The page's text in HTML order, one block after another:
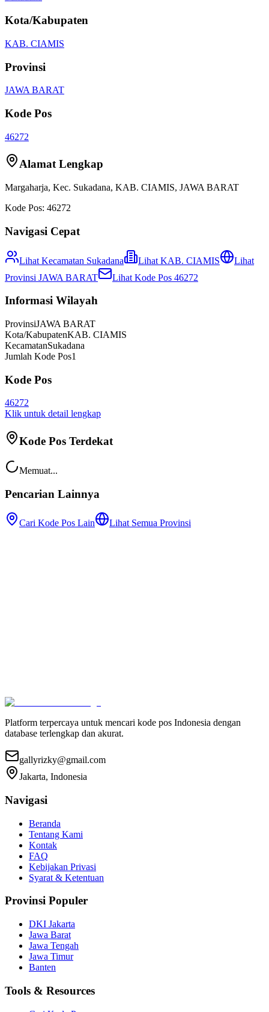
Kota/Kabupaten
KAB. CIAMIS
Provinsi
JAWA BARAT
Kode Pos
46272
Alamat Lengkap
Margaharja, Kec. Sukadana, KAB. CIAMIS, JAWA BARAT
Kode Pos: 46272
Navigasi Cepat
Lihat Kecamatan Sukadana Lihat KAB. CIAMIS
Lihat
Provinsi JAWA BARAT Lihat Kode Pos 46272
Informasi Wilayah
ProvinsiJAWA BARAT
Kota/KabupatenKAB. CIAMIS
KecamatanSukadana
Jumlah Kode Pos1
Kode Pos
46272
Klik untuk detail lengkap
Kode Pos Terdekat
Memuat...
Pencarian Lainnya
Cari Kode Pos Lain Lihat Semua Provinsi
Platform terpercaya untuk mencari kode pos Indonesia dengan
database terlengkap dan akurat.
gallyrizky@gmail.com
Jakarta, Indonesia
Navigasi
Beranda
Tentang Kami
Kontak
FAQ
Kebijakan Privasi
Syarat & Ketentuan
Provinsi Populer
DKI Jakarta
Jawa Barat
Jawa Tengah
Jawa Timur
Banten
Tools & Resources